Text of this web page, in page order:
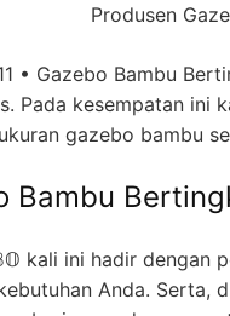
Produsen
• Gazebo Bambu
Pada kesempatan ini
gazebo bambu
Bambu
kali ini hadir dengan
Anda. Serta,